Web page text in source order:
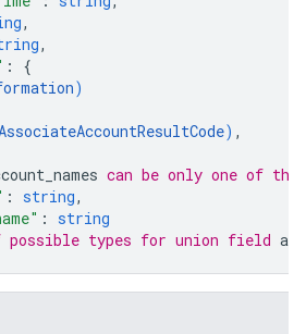
,
,
: {
)
) ,
can be only one of
: string,
: string
types for union field